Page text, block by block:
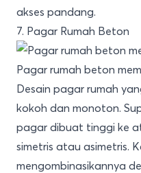
akses pandang.
7. Pagar Rumah Beton
Pagar rumah beton
Desain pagar rumah
kokoh dan monoton.
pagar dibuat tinggi ke
simetris atau asimetris.
mengombinasikannya